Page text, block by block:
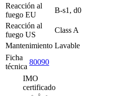
Reacción al
fuego EU
B-s1, d0
Reacción al
fuego US
Class A
Mantenimiento Lavable
Ficha
técnica
80090
IMO
certificado